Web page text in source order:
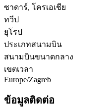
ซาดาร์, โครเอเชีย
ทวีป
ยุโรป
ประเภทสนามบิน
สนามบินขนาดกลาง
เขตเวลา
Europe/Zagreb
ข้อมูลติดต่อ